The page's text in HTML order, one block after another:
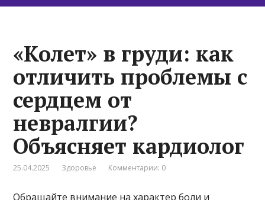
«Колет» в груди: как
отличить проблемы с
сердцем от
невралгии?
Объясняет кардиолог
25.04.2025 Здоровье Комментарии: 0
Обращайте внимание на характер боли и